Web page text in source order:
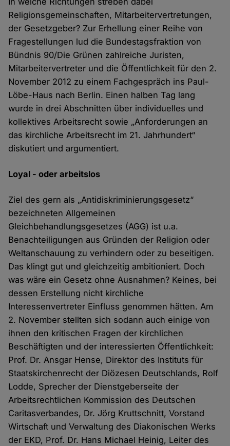
Religionsgemeinschaften, Mitarbeitervertretungen,
der Gesetzgeber? Zur Erhellung einer Reihe von
Fragestellungen lud die Bundestagsfraktion von
Bündnis 90/Die Grünen zahlreiche Juristen,
Mitarbeitervertreter und die Öffentlichkeit für den 2.
November 2012 zu einem Fachgespräch ins Paul-
Löbe-Haus nach Berlin. Einen halben Tag lang
wurde in drei Abschnitten über individuelles und
kollektives Arbeitsrecht sowie „Anforderungen an
das kirchliche Arbeitsrecht im 21. Jahrhundert“
diskutiert und argumentiert.
Loyal - oder arbeitslos
Ziel des gern als „Antidiskriminierungsgesetz“
bezeichneten Allgemeinen
Gleichbehandlungsgesetzes (AGG) ist u.a.
Benachteiligungen aus Gründen der Religion oder
Weltanschauung zu verhindern oder zu beseitigen.
Das klingt gut und gleichzeitig ambitioniert. Doch
was wäre ein Gesetz ohne Ausnahmen? Keines, bei
dessen Erstellung nicht kirchliche
Interessenvertreter Einfluss genommen hätten. Am
2. November stellten sich sodann auch einige von
ihnen den kritischen Fragen der kirchlichen
Beschäftigten und der interessierten Öffentlichkeit:
Prof. Dr. Ansgar Hense, Direktor des Instituts für
Staatskirchenrecht der Diözesen Deutschlands, Rolf
Lodde, Sprecher der Dienstgeberseite der
Arbeitsrechtlichen Kommission des Deutschen
Caritasverbandes, Dr. Jörg Kruttschnitt, Vorstand
Wirtschaft und Verwaltung des Diakonischen Werks
der EKD, Prof. Dr. Hans Michael Heinig, Leiter des